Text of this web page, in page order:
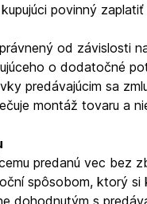
povinný
od závislosti
o dodatočné
predávajúcim sa
montáž tovaru a
predanú vec bez
spôsobom, ktorý
dohodnutým s